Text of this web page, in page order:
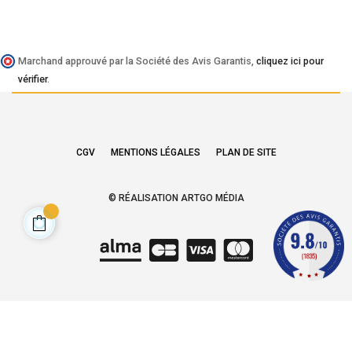
Marchand approuvé par la Société des Avis Garantis, cliquez ici pour
vérifier.
CGV MENTIONS LÉGALES PLAN DE SITE
© RÉALISATION ARTGO MÉDIA